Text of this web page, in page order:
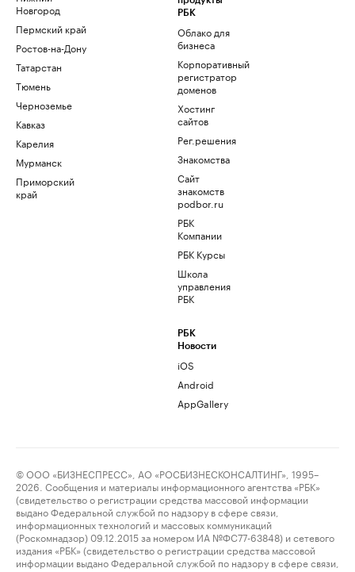
Новгород
Пермский край
Ростов-на-Дону
Татарстан
Тюмень
Черноземье
Кавказ
Карелия
Мурманск
Приморский
край
РБК
Облако для
бизнеса
Корпоративный
регистратор
доменов
Хостинг
сайтов
Рег.решения
Знакомства
Сайт
знакомств
podbor.ru
РБК
Компании
РБК Курсы
Школа
управления
РБК
РБК
Новости
iOS
Android
AppGallery
© ООО «БИЗНЕСПРЕСС», АО «РОСБИЗНЕСКОНСАЛТИНГ», 1995–
2026. Сообщения и материалы информационного агентства «РБК»
(свидетельство о регистрации средства массовой информации
выдано Федеральной службой по надзору в сфере связи,
информационных технологий и массовых коммуникаций
(Роскомнадзор) 09.12.2015 за номером ИА №ФС77-63848) и сетевого
издания «РБК» (свидетельство о регистрации средства массовой
информации выдано Федеральной службой по надзору в сфере связи,